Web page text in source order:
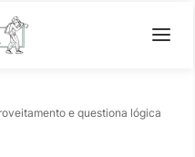
e questiona lógica